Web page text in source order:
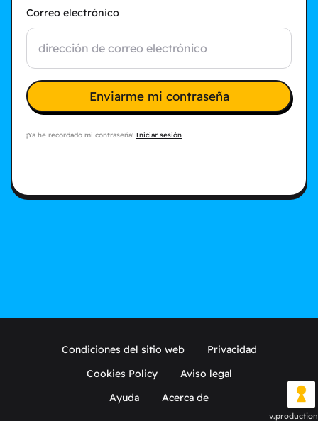
Correo electrónico
Enviarme mi contraseña
¡Ya he recordado mi contraseña! Iniciar sesión
Condiciones del sitio web
Privacidad
Cookies Policy
Aviso legal
Ayuda
Acerca de
v.production